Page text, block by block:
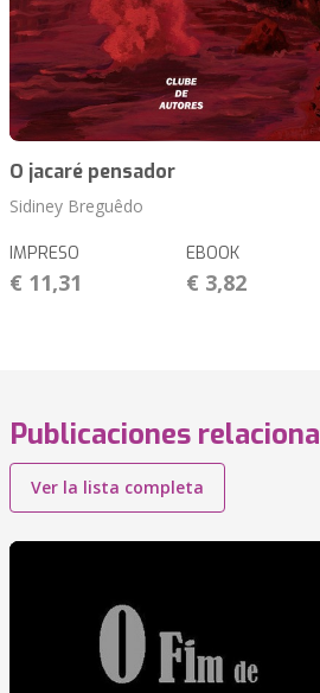
O jacaré pensador
Sidiney Breguêdo
IMPRESO
€ 11,31
EBOOK
€ 3,82
Publicaciones
Ver la lista completa